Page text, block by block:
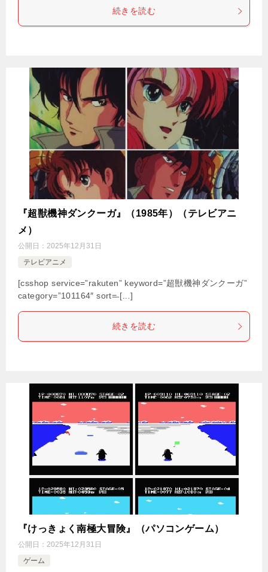
続きを読む
『超獣機神ダンクーガ』（1985年）（テレビアニ
メ）
公開日： 2025年12月31日
テレビアニメ
[csshop service=”rakuten” keyword=”超獣機神ダンクーガ”
category=”101164″ sort=̶ […]
続きを読む
『けっきょく南極大冒険』（パソコンゲーム）
公開日： 2025年12月31日
ゲーム